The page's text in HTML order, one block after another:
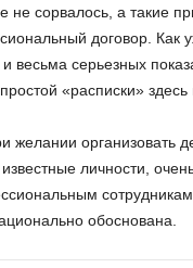
не сорвалось, а такие
договор. Как
весьма серьезных
«расписки»
желании организовать
личности,
сотрудникам
обоснована.